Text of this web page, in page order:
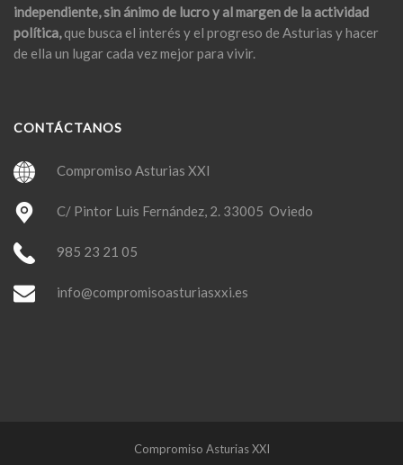
independiente, sin ánimo de lucro y al margen de la actividad
política,que busca el interés y el progreso de Asturias y hacer
de ella un lugar cada vez mejor para vivir.
CONTÁCTANOS
Compromiso Asturias XXI
C/ Pintor Luis Fernández, 2. 33005 Oviedo
985 23 21 05
info@compromisoasturiasxxi.es
Compromiso Asturias XXI